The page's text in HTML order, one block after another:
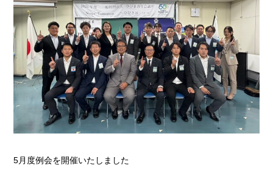
5月度例会を開催いたしました